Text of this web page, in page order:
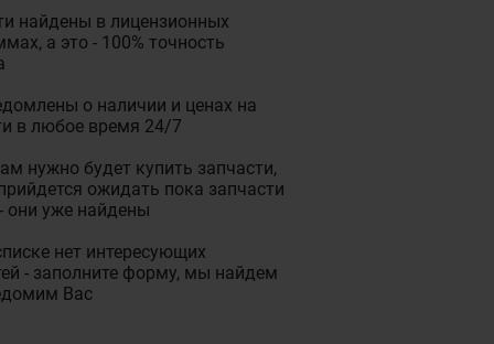
найдены в лицензионных
а это - 100% точность
о наличии и ценах на
в любое время 24/7
нужно будет купить запчасти,
ожидать пока запчасти
они уже найдены
нет интересующих
- заполните форму, мы найдем
Вас